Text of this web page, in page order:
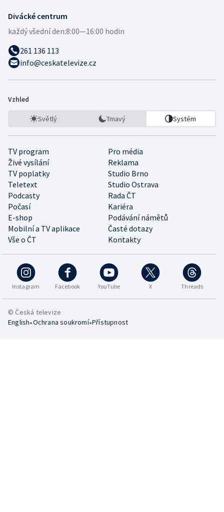
Divácké centrum
každý všední den:8:00—16:00 hodin
261 136 113
info@ceskatelevize.cz
Vzhled
Světlý Tmavý Systém
TV program
Pro média
Živé vysílání
Reklama
TV poplatky
Studio Brno
Teletext
Studio Ostrava
Podcasty
Rada ČT
Počasí
Kariéra
E-shop
Podávání námětů
Mobilní a TV aplikace
Časté dotazy
Vše o ČT
Kontakty
Instagram Facebook YouTube X Threads
© Česká televize
English•Ochrana soukromí•Přístupnost